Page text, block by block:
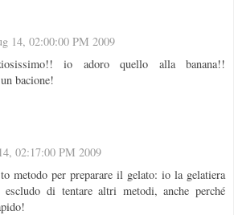
14, 02:00:00 PM 2009
io adoro quello alla banana!!
bacione!
02:17:00 PM 2009
metodo per preparare il gelato: io la gelatiera
di tentare altri metodi, anche perché